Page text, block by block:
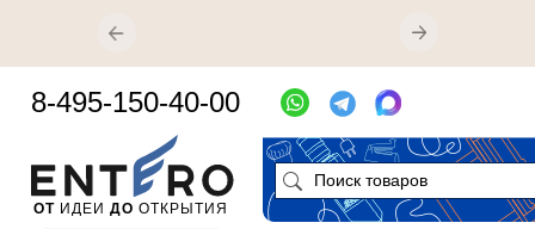
ОТ ИДЕИ ДО ОТКРЫТИЯ
8-495-150-40-00